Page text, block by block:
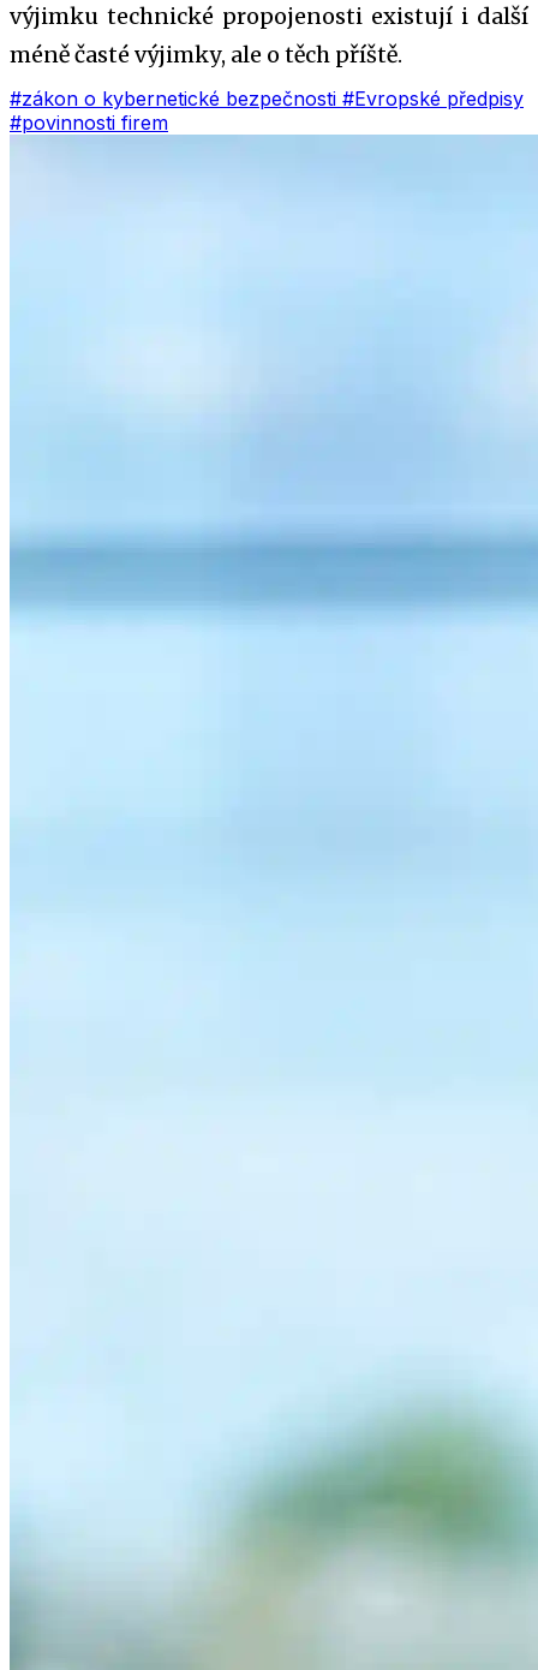
výjimku technické propojenosti existují i další
méně časté výjimky, ale o těch příště.
#zákon o kybernetické bezpečnosti #Evropské předpisy
#povinnosti firem